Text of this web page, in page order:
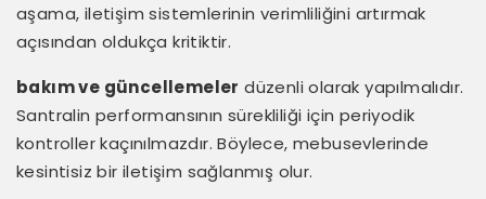
aşama, iletişim sistemlerinin verimliliğini artırmak
açısından oldukça kritiktir.
bakım ve güncellemeler düzenli olarak yapılmalıdır.
Santralin performansının sürekliliği için periyodik
kontroller kaçınılmazdır. Böylece, mebusevlerinde
kesintisiz bir iletişim sağlanmış olur.